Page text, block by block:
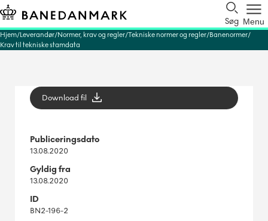
Søg Menu
Hjem Leverandør Normer, krav og regler Tekniske normer og regler Banenormer
Krav til tekniske stamdata
Download fil
Publiceringsdato
13.08.2020
Gyldig fra
13.08.2020
ID
BN2-196-2